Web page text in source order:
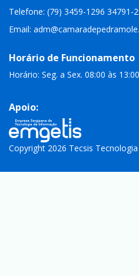
Telefone: (79) 3459-1296 34791-
Email:
Horário de Funcionamento
Horário: Seg. a Sex. 08:00 às
Apoio:
Copyright 2026 Tecsis